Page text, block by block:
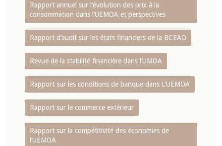
Rapport annuel sur l‘évolution des prix à la
consommation dans l‘UEMOA et perspectives
Rapport d‘audit sur les états financiers de la BCEAO
Revue de la stabilité financière dans l‘UMOA
Rapport sur les conditions de banque dans L‘UEMOA
Rapport sur le commerce extérieur
Rapport sur la compétitivité des économies de
l‘UEMOA